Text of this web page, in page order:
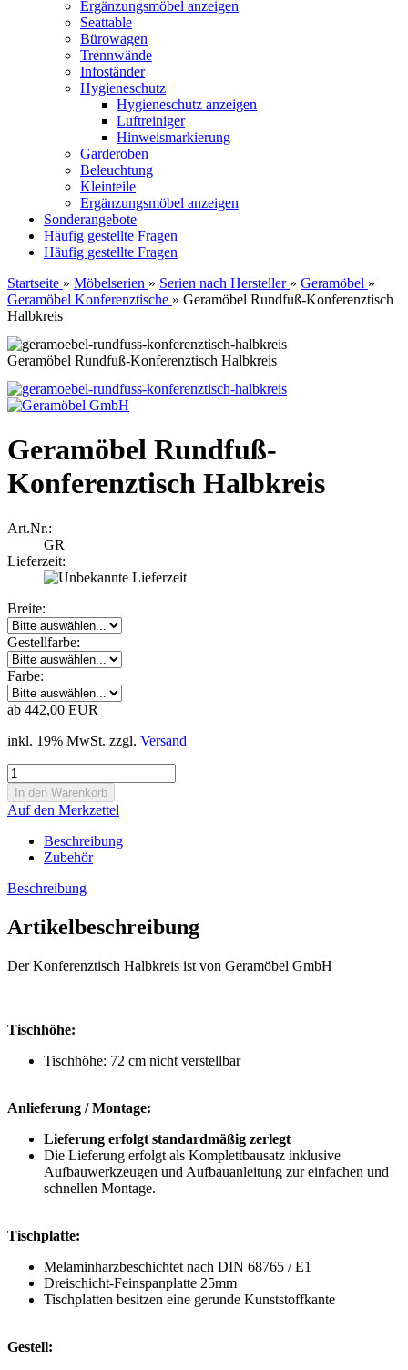
Ergänzungsmöbel anzeigen
Seattable
Bürowagen
Trennwände
Infoständer
Hygieneschutz
Hygieneschutz anzeigen
Luftreiniger
Hinweismarkierung
Garderoben
Beleuchtung
Kleinteile
Ergänzungsmöbel anzeigen
Sonderangebote
Häufig gestellte Fragen
Häufig gestellte Fragen
Startseite » Möbelserien » Serien nach Hersteller » Geramöbel »
Geramöbel Konferenztische » Geramöbel Rundfuß-Konferenztisch
Halbkreis
Geramöbel Rundfuß-Konferenztisch Halbkreis
Geramöbel Rundfuß-
Konferenztisch Halbkreis
Art.Nr.:
GR
Lieferzeit:
Breite:
Gestellfarbe:
Farbe:
ab 442,00 EUR
inkl. 19% MwSt. zzgl. Versand
Auf den Merkzettel
Beschreibung
Zubehör
Beschreibung
Artikelbeschreibung
Der Konferenztisch Halbkreis ist von Geramöbel GmbH
Tischhöhe:
Tischhöhe: 72 cm nicht verstellbar
Anlieferung / Montage:
Lieferung erfolgt standardmäßig zerlegt
Die Lieferung erfolgt als Komplettbausatz inklusive
Aufbauwerkzeugen und Aufbauanleitung zur einfachen und
schnellen Montage.
Tischplatte:
Melaminharzbeschichtet nach DIN 68765 / E1
Dreischicht-Feinspanplatte 25mm
Tischplatten besitzen eine gerunde Kunststoffkante
Gestell: